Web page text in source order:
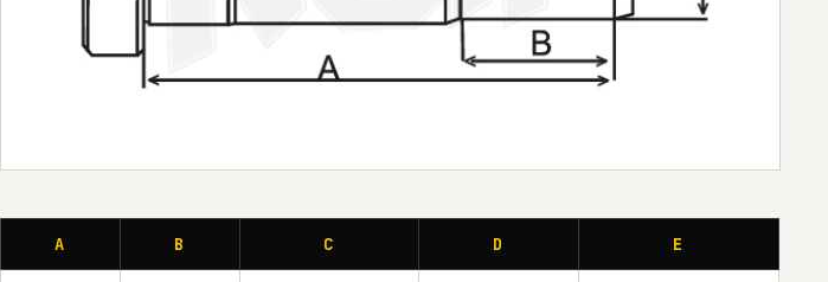
A B C D E